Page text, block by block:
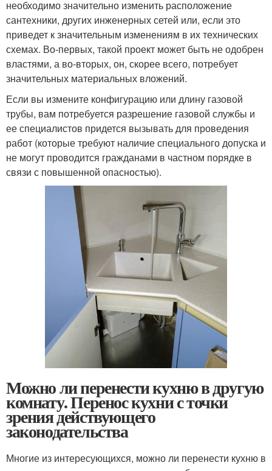
необходимо значительно изменить расположение
сантехники, других инженерных сетей или, если это
приведет к значительным изменениям в их технических
схемах. Во-первых, такой проект может быть не одобрен
властями, а во-вторых, он, скорее всего, потребует
значительных материальных вложений.
Если вы измените конфигурацию или длину газовой
трубы, вам потребуется разрешение газовой службы и
ее специалистов придется вызывать для проведения
работ (которые требуют наличие специального допуска и
не могут проводится гражданами в частном порядке в
связи с повышенной опасностью).
Можно ли перенести кухню в другую
комнату. Перенос кухни с точки
зрения действующего
законодательства
Многие из интересующихся, можно ли перенести кухню в